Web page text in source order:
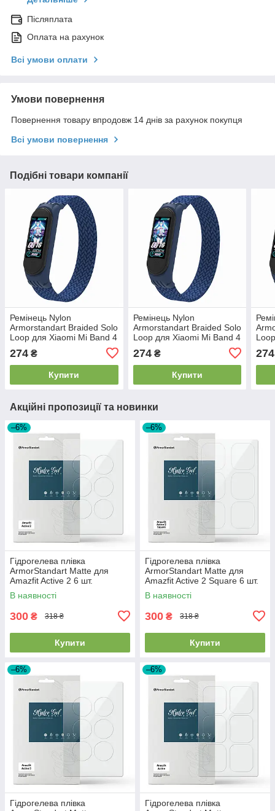
Післяплата
Оплата на рахунок
Всі умови оплати
Умови повернення
Повернення товару впродовж 14 днів за рахунок покупця
Всі умови повернення
Подібні товари компанії
Ремінець Nylon
Armorstandart Braided Solo
Loop для Xiaomi Mi Band 4
(ARM58758)
274 ₴
Купити
Ремінець Nylon
Armorstandart Braided Solo
Loop для Xiaomi Mi Band 4
(ARM58764)
274₴
Купити
274
Акційні пропозиції та новинки
–6%
Гідрогелева плівка
ArmorStandart Matte для
Amazfit Active 2 6 шт.
(ARM91945)
В наявності
300 ₴ 318 ₴
Купити
–6%
Гідрогелева плівка
ArmorStandart Matte для
Amazfit Active 2 Square 6 шт.
(ARM91946)
В наявності
300 ₴ 318 ₴
Купити
–6%
Гідрогелева плівка
–6%
Гідрогелева плівка